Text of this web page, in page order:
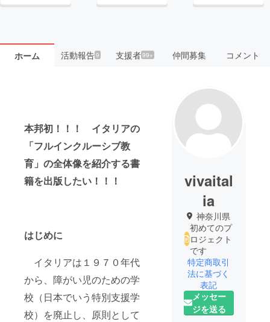
ホーム 活動報告9 支援者99+ 仲間募集 コメント
本邦初！！！ イタリアの
「フルインクルーシブ教
育」の全体像を紹介する書
籍を出版したい！！！
はじめに
イタリアは１９７０年代
から、障がい児のための学
校（日本でいう特別支援学
校）を廃止し、原則として
vivaital
ia
神奈川県
初めてのプ
ロジェクト
です
特定商取引
法に基づく
表記
メッセー
ジを送る